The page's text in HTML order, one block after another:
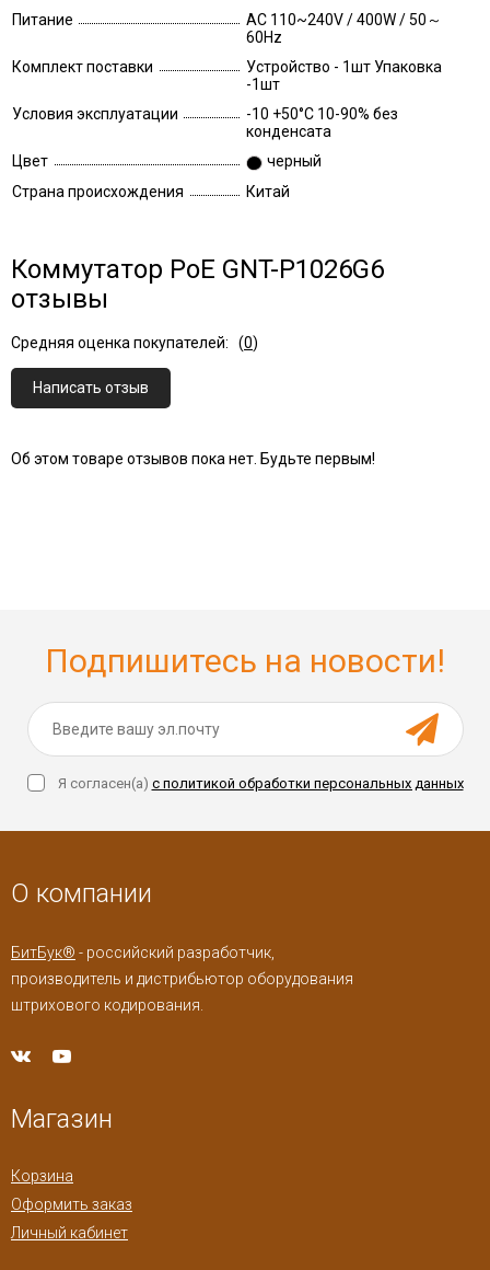
Питание
AC 110~240V / 400W / 50～
60Hz
Комплект поставки
Устройство - 1шт Упаковка
-1шт
Условия эксплуатации
-10 +50°C 10-90% без
конденсата
Цвет
черный
Страна происхождения
Китай
Коммутатор PoE GNT-P1026G6
отзывы
Средняя оценка покупателей: (0)
Написать отзыв
Об этом товаре отзывов пока нет. Будьте первым!
Подпишитесь на новости!
Я согласен(a) с политикой обработки персональных данных
О компании
БитБук® - российский разработчик,
производитель и дистрибьютор оборудования
штрихового кодирования.
Магазин
Корзина
Оформить заказ
Личный кабинет